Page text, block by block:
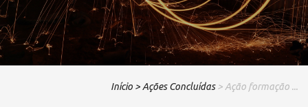
Início > Ações Concluídas > Ação formação ...